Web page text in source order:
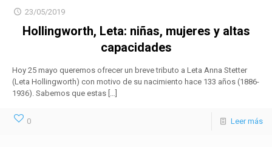
23/05/2019
Hollingworth, Leta: niñas, mujeres y altas
capacidades
Hoy 25 mayo queremos ofrecer un breve tributo a Leta Anna Stetter
(Leta Hollingworth) con motivo de su nacimiento hace 133 años (1886-
1936). Sabemos que estas […]
0 Leer más